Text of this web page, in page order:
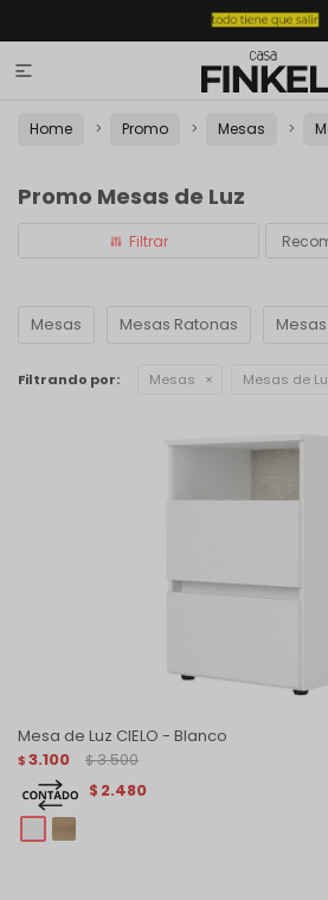

Home Promo Mesas
Promo Mesas de Luz
Mesas Mesas Ratonas
Filtrando por: Mesas Mesas de
Mesa de Luz CIELO - Blanco
$ 3.100 $ 3.500
$ 2.480